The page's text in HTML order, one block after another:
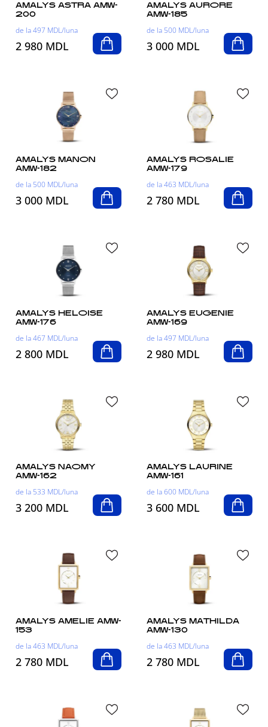
AMALYS ASTRA AMW-
200
de la 497 MDL/luna
2 980 MDL
AMALYS AURORE
AMW-185
de la 500 MDL/luna
3 000 MDL
AMALYS MANON
AMW-182
de la 500 MDL/luna
3 000 MDL
AMALYS ROSALIE
AMW-179
de la 463 MDL/luna
2 780 MDL
AMALYS HELOISE
AMW-176
de la 467 MDL/luna
2 800 MDL
AMALYS EUGENIE
AMW-169
de la 497 MDL/luna
2 980 MDL
AMALYS NAOMY
AMW-162
de la 533 MDL/luna
3 200 MDL
AMALYS LAURINE
AMW-161
de la 600 MDL/luna
3 600 MDL
AMALYS AMELIE AMW-
153
de la 463 MDL/luna
2 780 MDL
AMALYS MATHILDA
AMW-130
de la 463 MDL/luna
2 780 MDL